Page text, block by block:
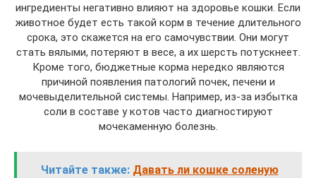
ингредиенты негативно влияют на здоровье кошки. Если
животное будет есть такой корм в течение длительного
срока, это скажется на его самочувствии. Они могут
стать вялыми, потеряют в весе, а их шерсть потускнеет.
Кроме того, бюджетные корма нередко являются
причиной появления патологий почек, печени и
мочевыделительной системы. Например, из-за избытка
соли в составе у котов часто диагностируют
мочекаменную болезнь.
Читайте также: Давать ли кошке соленую